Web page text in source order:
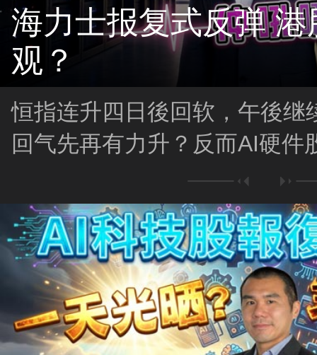
海力士报复式反弹
观？
恒指连升四日後回软，午後继
回气先再有力升？反而AI硬件